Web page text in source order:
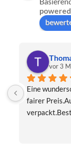
vor 3
Eine
fairer